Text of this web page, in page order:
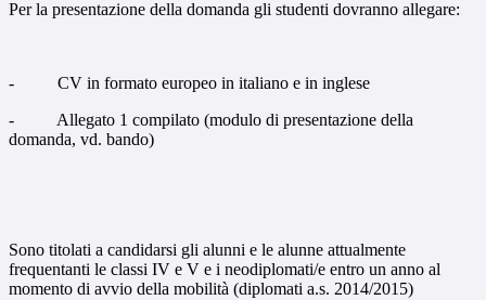
Per la presentazione della domanda gli studenti dovranno allegare:
- CV in formato europeo in italiano e in inglese
- Allegato 1 compilato (modulo di presentazione della
domanda, vd. bando)
Sono titolati a candidarsi gli alunni e le alunne attualmente
frequentanti le classi IV e V e i neodiplomati/e entro un anno al
momento di avvio della mobilità (diplomati a.s. 2014/2015)